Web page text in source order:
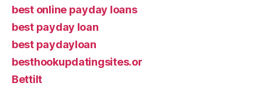
best online payday loans
best payday loan
best paydayloan
besthookupdatingsites.or
Bettilt